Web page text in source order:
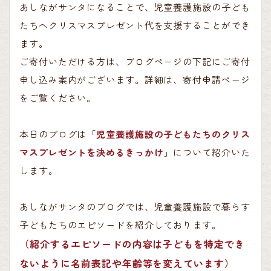
あしながサンタになることで、児童養護施設の子ども
たちへクリスマスプレゼント代を支援することができ
ます。
ご寄付いただける方は、ブログページの下記にご寄付
申し込み案内がございます。詳細は、寄付申請ページ
をご覧ください。
本日のブログは「児童養護施設の子どもたちのクリス
マスプレゼントを決めるきっかけ 」について紹介いた
します。
あしながサンタのブログでは、児童養護施設で暮らす
子どもたちのエピソードを紹介しております。
（紹介するエピソードの内容は子どもを特定でき
ないように名前表記や年齢等を変えています）